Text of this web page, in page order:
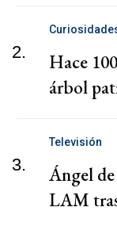
2.
Hace
árbol
3.
Televisión
Ángel
LAM